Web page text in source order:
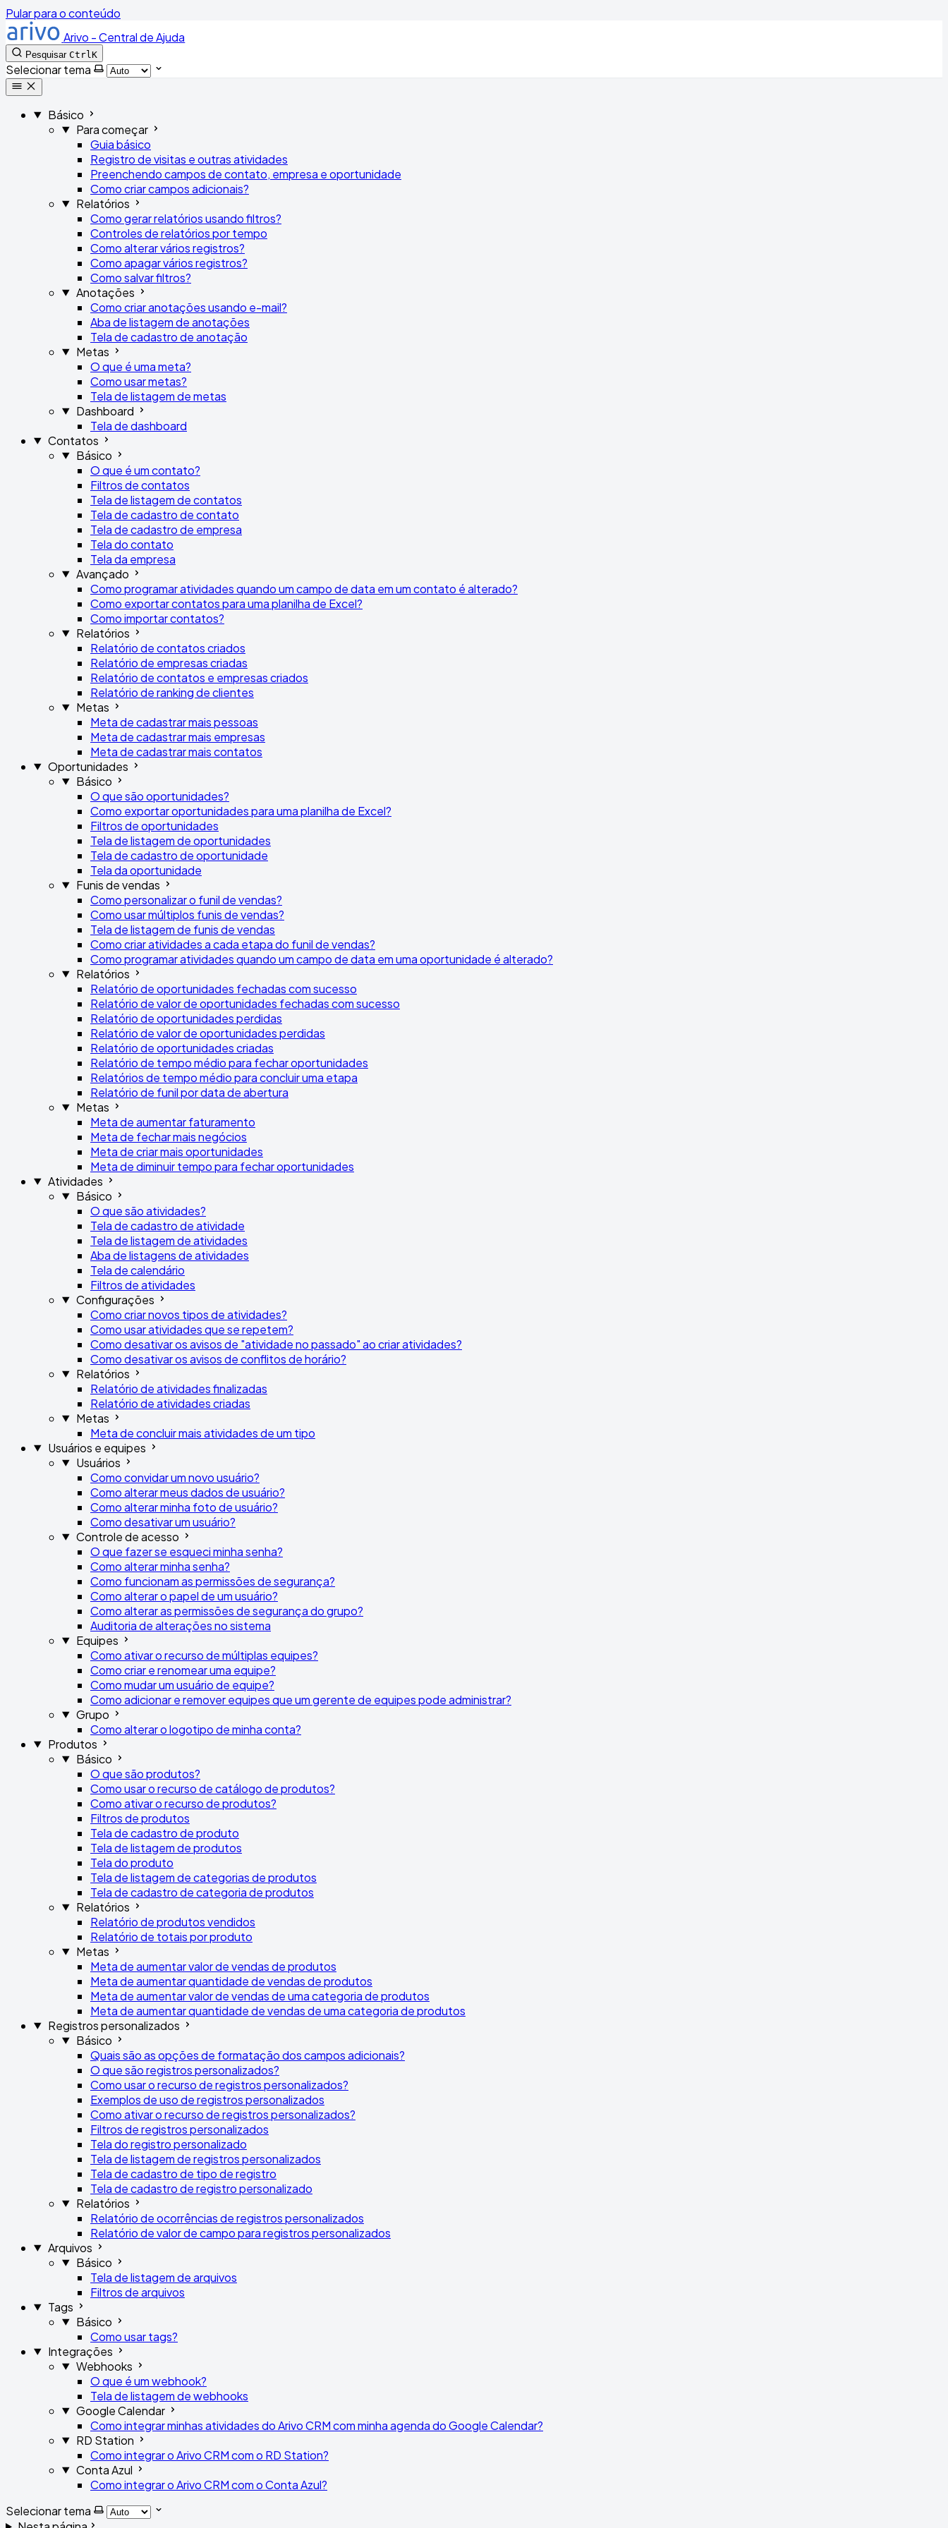
Pular para o conteúdo
Arivo - Central de Ajuda
Pesquisar Ctrl K
Selecionar tema
Básico
Para começar
Guia básico
Registro de visitas e outras atividades
Preenchendo campos de contato, empresa e oportunidade
Como criar campos adicionais?
Relatórios
Como gerar relatórios usando filtros?
Controles de relatórios por tempo
Como alterar vários registros?
Como apagar vários registros?
Como salvar filtros?
Anotações
Como criar anotações usando e-mail?
Aba de listagem de anotações
Tela de cadastro de anotação
Metas
O que é uma meta?
Como usar metas?
Tela de listagem de metas
Dashboard
Tela de dashboard
Contatos
Básico
O que é um contato?
Filtros de contatos
Tela de listagem de contatos
Tela de cadastro de contato
Tela de cadastro de empresa
Tela do contato
Tela da empresa
Avançado
Como programar atividades quando um campo de data em um contato é alterado?
Como exportar contatos para uma planilha de Excel?
Como importar contatos?
Relatórios
Relatório de contatos criados
Relatório de empresas criadas
Relatório de contatos e empresas criados
Relatório de ranking de clientes
Metas
Meta de cadastrar mais pessoas
Meta de cadastrar mais empresas
Meta de cadastrar mais contatos
Oportunidades
Básico
O que são oportunidades?
Como exportar oportunidades para uma planilha de Excel?
Filtros de oportunidades
Tela de listagem de oportunidades
Tela de cadastro de oportunidade
Tela da oportunidade
Funis de vendas
Como personalizar o funil de vendas?
Como usar múltiplos funis de vendas?
Tela de listagem de funis de vendas
Como criar atividades a cada etapa do funil de vendas?
Como programar atividades quando um campo de data em uma oportunidade é alterado?
Relatórios
Relatório de oportunidades fechadas com sucesso
Relatório de valor de oportunidades fechadas com sucesso
Relatório de oportunidades perdidas
Relatório de valor de oportunidades perdidas
Relatório de oportunidades criadas
Relatório de tempo médio para fechar oportunidades
Relatórios de tempo médio para concluir uma etapa
Relatório de funil por data de abertura
Metas
Meta de aumentar faturamento
Meta de fechar mais negócios
Meta de criar mais oportunidades
Meta de diminuir tempo para fechar oportunidades
Atividades
Básico
O que são atividades?
Tela de cadastro de atividade
Tela de listagem de atividades
Aba de listagens de atividades
Tela de calendário
Filtros de atividades
Configurações
Como criar novos tipos de atividades?
Como usar atividades que se repetem?
Como desativar os avisos de "atividade no passado" ao criar atividades?
Como desativar os avisos de conflitos de horário?
Relatórios
Relatório de atividades finalizadas
Relatório de atividades criadas
Metas
Meta de concluir mais atividades de um tipo
Usuários e equipes
Usuários
Como convidar um novo usuário?
Como alterar meus dados de usuário?
Como alterar minha foto de usuário?
Como desativar um usuário?
Controle de acesso
O que fazer se esqueci minha senha?
Como alterar minha senha?
Como funcionam as permissões de segurança?
Como alterar o papel de um usuário?
Como alterar as permissões de segurança do grupo?
Auditoria de alterações no sistema
Equipes
Como ativar o recurso de múltiplas equipes?
Como criar e renomear uma equipe?
Como mudar um usuário de equipe?
Como adicionar e remover equipes que um gerente de equipes pode administrar?
Grupo
Como alterar o logotipo de minha conta?
Produtos
Básico
O que são produtos?
Como usar o recurso de catálogo de produtos?
Como ativar o recurso de produtos?
Filtros de produtos
Tela de cadastro de produto
Tela de listagem de produtos
Tela do produto
Tela de listagem de categorias de produtos
Tela de cadastro de categoria de produtos
Relatórios
Relatório de produtos vendidos
Relatório de totais por produto
Metas
Meta de aumentar valor de vendas de produtos
Meta de aumentar quantidade de vendas de produtos
Meta de aumentar valor de vendas de uma categoria de produtos
Meta de aumentar quantidade de vendas de uma categoria de produtos
Registros personalizados
Básico
Quais são as opções de formatação dos campos adicionais?
O que são registros personalizados?
Como usar o recurso de registros personalizados?
Exemplos de uso de registros personalizados
Como ativar o recurso de registros personalizados?
Filtros de registros personalizados
Tela do registro personalizado
Tela de listagem de registros personalizados
Tela de cadastro de tipo de registro
Tela de cadastro de registro personalizado
Relatórios
Relatório de ocorrências de registros personalizados
Relatório de valor de campo para registros personalizados
Arquivos
Básico
Tela de listagem de arquivos
Filtros de arquivos
Tags
Básico
Como usar tags?
Integrações
Webhooks
O que é um webhook?
Tela de listagem de webhooks
Google Calendar
Como integrar minhas atividades do Arivo CRM com minha agenda do Google Calendar?
RD Station
Como integrar o Arivo CRM com o RD Station?
Conta Azul
Como integrar o Arivo CRM com o Conta Azul?
Selecionar tema